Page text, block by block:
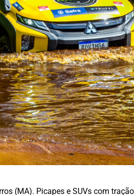
(MA). Picapes e SUVs com